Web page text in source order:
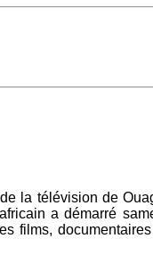
la télévision de
a démarré
films,